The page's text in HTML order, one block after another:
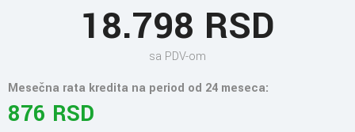
18.798 RSD
sa PDV-om
Mesečna rata kredita na period od 24 meseca:
876 RSD